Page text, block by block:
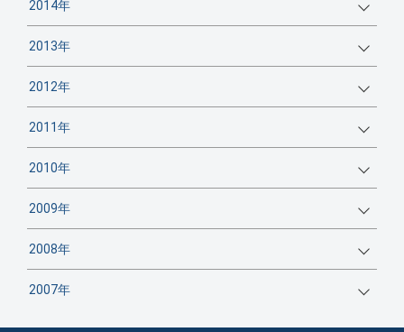
2014年
2013年
2012年
2011年
2010年
2009年
2008年
2007年